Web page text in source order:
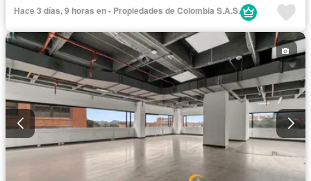
Hace 3 días, 9 horas en - Propiedades de Colombia S.A.S.